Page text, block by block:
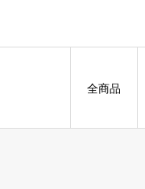
全商品